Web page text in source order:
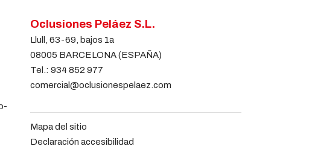
Oclusiones Peláez S.L.
Llull, 63-69, bajos 1a
08005 BARCELONA (ESPAÑA)
Tel.: 934 852 977
comercial@oclusionespelaez.com
Mapa del sitio
Declaración accesibilidad